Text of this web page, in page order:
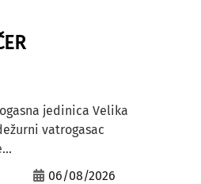
jedinica Velika
vatrogasac
06/08/2026